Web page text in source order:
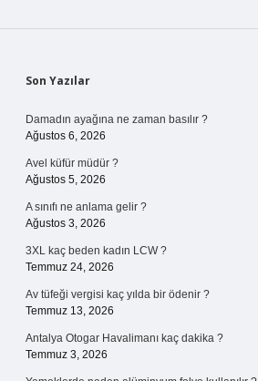
Sidebar
Son Yazılar
Damadın ayağına ne zaman basılır ?
Ağustos 6, 2026
Avel küfür müdür ?
Ağustos 5, 2026
A sınıfı ne anlama gelir ?
Ağustos 3, 2026
3XL kaç beden kadın LCW ?
Temmuz 24, 2026
Av tüfeği vergisi kaç yılda bir ödenir ?
Temmuz 13, 2026
Antalya Otogar Havalimanı kaç dakika ?
Temmuz 3, 2026